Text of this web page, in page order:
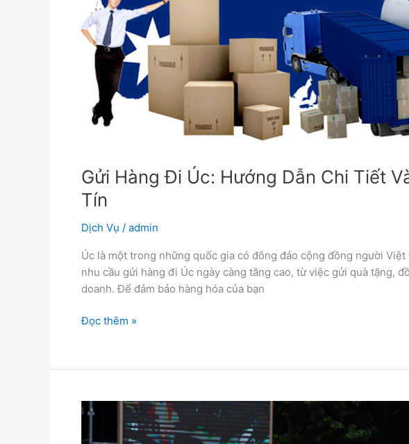
Gửi Hàng Đi Úc: Hướng Dẫn Chi Tiết
Tín
Dịch Vụ / admin
Úc là một trong những quốc gia có đông đảo cộng đồng người
nhu cầu gửi hàng đi Úc ngày càng tăng cao, từ việc gửi quà tặng,
doanh. Để đảm bảo hàng hóa của bạn
Và
Lựa
Chọn
Tín
Đọc thêm »
Volvo